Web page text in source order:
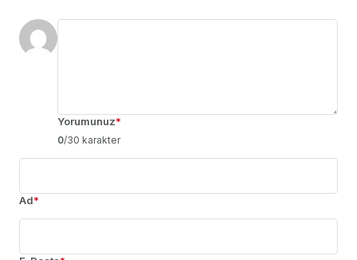
Yorumunuz*
0/30 karakter
Ad*